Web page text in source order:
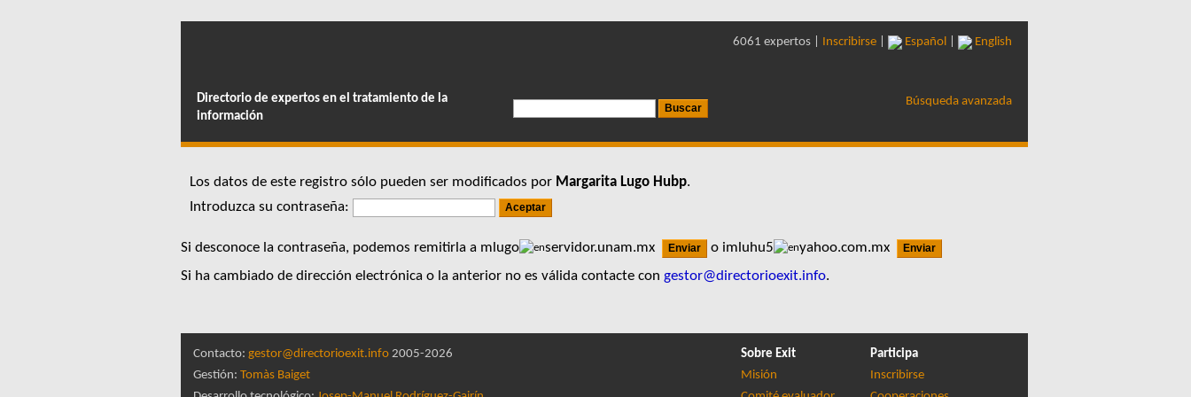
Directorio de expertos en el tratamiento de la
información
6061 expertos | Inscribirse Español English
Búsqueda avanzada
Los datos de este registro sólo pueden ser modificados por Margarita Lugo Hubp.
Introduzca su contraseña:
Si desconoce la contraseña, podemos remitirla a mlugo servidor.unam.mx o imluhu5
yahoo.com.mx
Si ha cambiado de dirección electrónica o la anterior no es válida contacte con gestor@directorioexit.info.
Contacto: gestor@directorioexit.info 2005-2026
Gestión: Tomàs Baiget
Sobre Exit
Misión
Participa
Inscribirse